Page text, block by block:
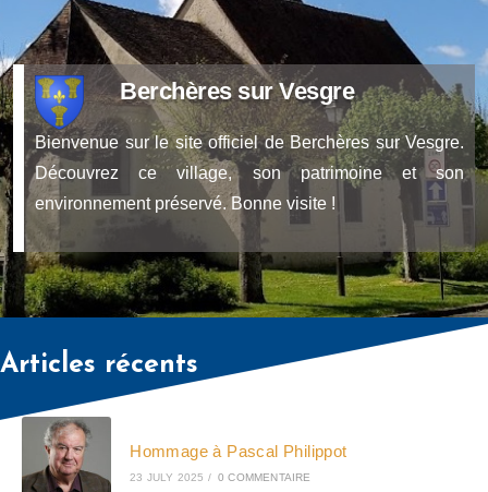
Berchères sur Vesgre
Bienvenue sur le site officiel de Berchères sur Vesgre.
Découvrez ce village, son patrimoine et son
environnement préservé. Bonne visite !
Articles récents
Hommage à Pascal Philippot
23 JULY 2025 / 0 COMMENTAIRE